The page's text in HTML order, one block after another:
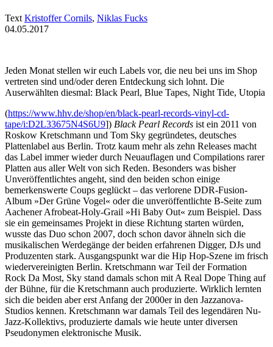
Text Kristoffer Cornils, Niklas Fucks
04.05.2017
Jeden Monat stellen wir euch Labels vor, die neu bei uns im Shop
vertreten sind und/oder deren Entdeckung sich lohnt. Die
Auserwählten diesmal: Black Pearl, Blue Tapes, Night Tide, Utopia
(https://www.hhv.de/shop/en/black-pearl-records-vinyl-cd-
tape/i:D2L33675N4S6U9]) Black Pearl Records ist ein 2011 von
Roskow Kretschmann und Tom Sky gegründetes, deutsches
Plattenlabel aus Berlin. Trotz kaum mehr als zehn Releases macht
das Label immer wieder durch Neuauflagen und Compilations rarer
Platten aus aller Welt von sich Reden. Besonders was bisher
Unveröffentlichtes angeht, sind den beiden schon einige
bemerkenswerte Coups geglückt – das verlorene DDR-Fusion-
Album »Der Grüne Vogel« oder die unveröffentlichte B-Seite zum
Aachener Afrobeat-Holy-Grail »Hi Baby Out« zum Beispiel. Dass
sie ein gemeinsames Projekt in diese Richtung starten würden,
wusste das Duo schon 2007, doch schon davor ähneln sich die
musikalischen Werdegänge der beiden erfahrenen Digger, DJs und
Produzenten stark. Ausgangspunkt war die Hip Hop-Szene im frisch
wiedervereinigten Berlin. Kretschmann war Teil der Formation
Rock Da Most, Sky stand damals schon mit A Real Dope Thing auf
der Bühne, für die Kretschmann auch produzierte. Wirklich lernten
sich die beiden aber erst Anfang der 2000er in den Jazzanova-
Studios kennen. Kretschmann war damals Teil des legendären Nu-
Jazz-Kollektivs, produzierte damals wie heute unter diversen
Pseudonymen elektronische Musik.